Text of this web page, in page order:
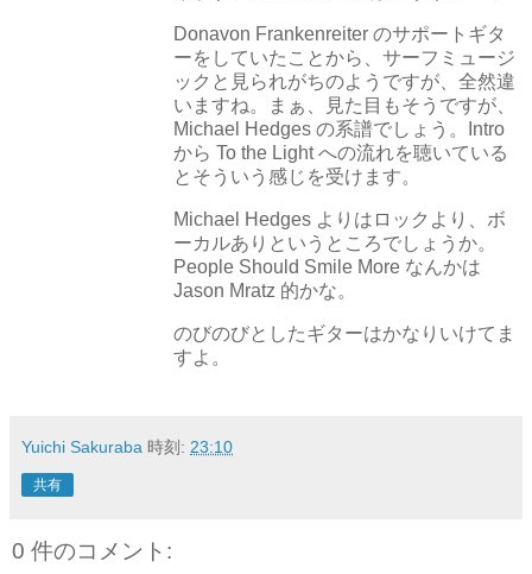
Donavon Frankenreiter のサポートギタ
ーをしていたことから、サーフミュージ
ックと見られがちのようですが、全然違
いますね。まぁ、見た目もそうですが、
Michael Hedges の系譜でしょう。Intro
から To the Light への流れを聴いている
とそういう感じを受けます。
Michael Hedges よりはロックより、ボ
ーカルありというところでしょうか。
People Should Smile More なんかは
Jason Mratz 的かな。
のびのびとしたギターはかなりいけてま
すよ。
Yuichi Sakuraba 時刻: 23:10
共有
0 件のコメント: